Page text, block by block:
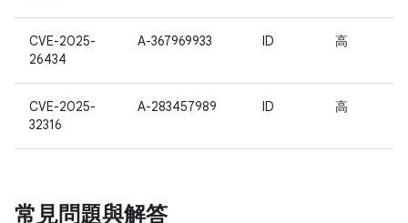
CVE-2025-
26434
A-367969933 ID 高
CVE-2025-
32316
A-283457989 ID 高
常見問題與解答